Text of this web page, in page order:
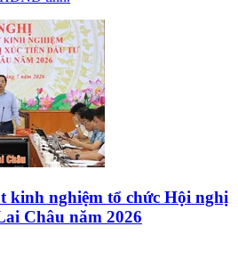
kinh nghiệm tổ chức Hội nghị
Châu năm 2026